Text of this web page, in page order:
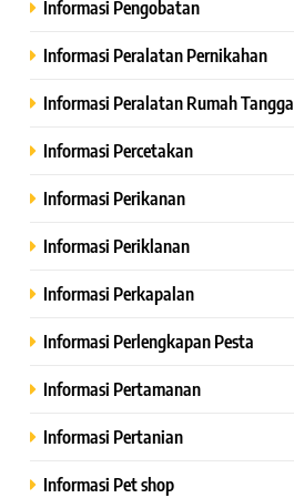
Informasi Pengobatan
Informasi Peralatan Pernikahan
Informasi Peralatan Rumah Tangga
Informasi Percetakan
Informasi Perikanan
Informasi Periklanan
Informasi Perkapalan
Informasi Perlengkapan Pesta
Informasi Pertamanan
Informasi Pertanian
Informasi Pet shop